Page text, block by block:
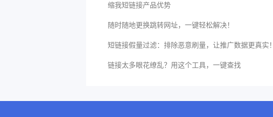
缩我短链接产品优势
随时随地更换跳转网址，一键轻松解决！
短链接假量过滤：排除恶意刷量，让推广数据更真实！
链接太多眼花缭乱？用这个工具，一键查找